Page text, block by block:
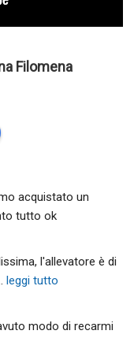
Filomena
acquistato un
tutto ok
l'allevatore è di
... leggi tutto
modo di recarmi